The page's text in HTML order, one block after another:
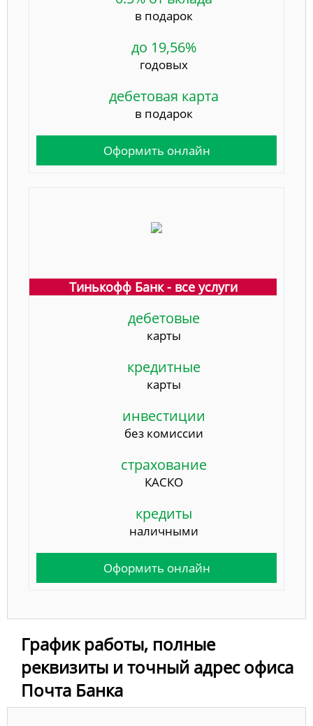
в подарок
до 19,56%
годовых
дебетовая карта
в подарок
Оформить онлайн
Тинькофф Банк - все услуги
дебетовые
карты
кредитные
карты
инвестиции
без комиссии
страхование
КАСКО
кредиты
наличными
Оформить онлайн
График работы, полные
реквизиты и точный адрес офиса
Почта Банка